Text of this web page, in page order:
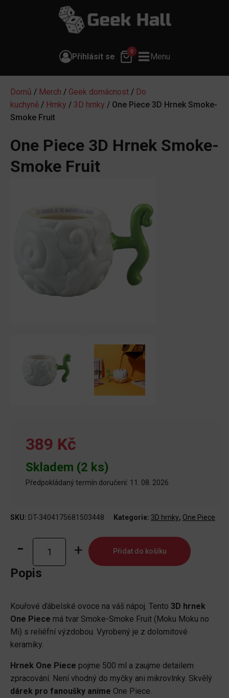
Přihlásit se
0
Menu
Domů / Merch / Geek domácnost / Do
kuchyně / Hrnky / 3D hrnky / One Piece 3D Hrnek Smoke-
Smoke Fruit
One Piece 3D Hrnek Smoke-
Smoke Fruit
389 Kč
Skladem (2 ks)
Předpokládaný termín doručení: 11. 08. 2026
SKU: DT-3404175681503448 Kategorie: 3D hrnky, One Piece
One
Piece
3D
Smoke
Fruit
množství
Přidat do košíku
Popis
Kouřové ďábelské ovoce na váš nápoj. Tento 3D hrnek
One Piece má tvar Smoke-Smoke Fruit (Moku Moku no
Mi) s reliéfní výzdobou. Vyrobený je z dolomitové
keramiky.
Hrnek One Piece pojme 500 ml a zaujme detailem
zpracování. Není vhodný do myčky ani mikrovlnky. Skvělý
dárek pro fanoušky anime One Piece.